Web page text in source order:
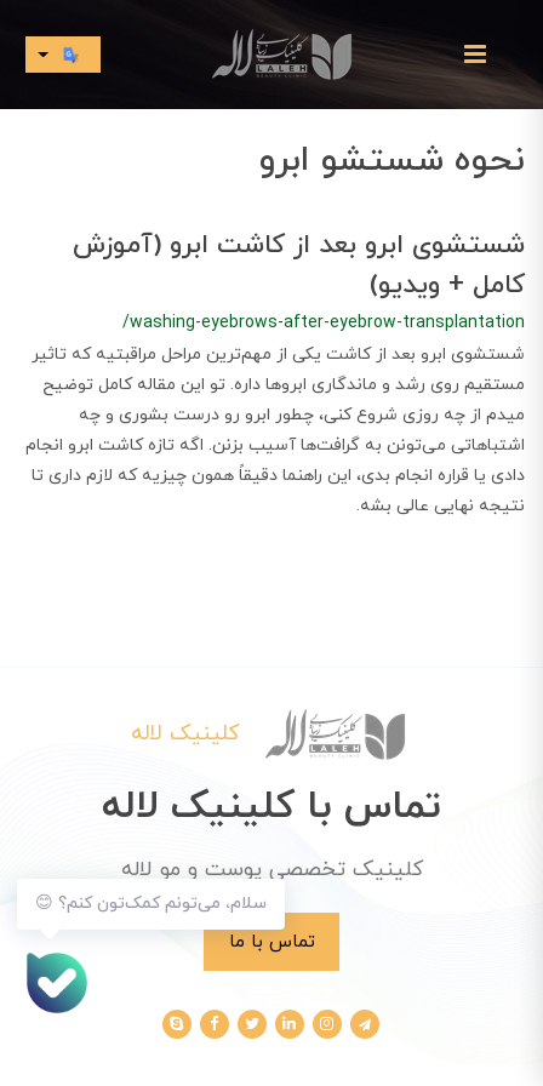
نحوه شستشو ابرو
شستشوی ابرو بعد از کاشت ابرو (آموزش
کامل + ویدیو)
/washing-eyebrows-after-eyebrow-transplantation
شستشوی ابرو بعد از کاشت یکی از مهم‌ترین مراحل مراقبتیه که تاثیر
مستقیم روی رشد و ماندگاری ابروها داره. تو این مقاله کامل توضیح
میدم از چه روزی شروع کنی، چطور ابرو رو درست بشوری و چه
اشتباهاتی می‌تونن به گرافت‌ها آسیب بزنن. اگه تازه کاشت ابرو انجام
دادی یا قراره انجام بدی، این راهنما دقیقاً همون چیزیه که لازم داری تا
نتیجه نهایی عالی بشه.
سلام، می‌تونم کمک‌تون کنم؟ 😊
کلینیک لاله
تماس با کلینیک لاله
کلینیک تخصصی پوست و مو لاله
تماس با ما